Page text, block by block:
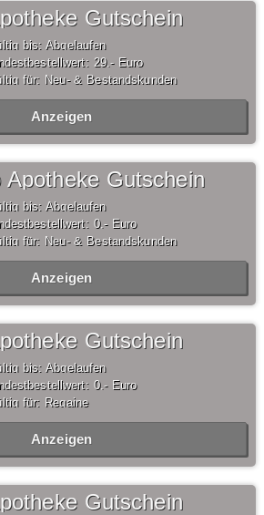
Gutschein
bis: Abgelaufen
29,- Euro
für: Neu- & Bestandskunden
Anzeigen
Gutschein
bis: Abgelaufen
0,- Euro
für: Neu- & Bestandskunden
Anzeigen
Gutschein
bis: Abgelaufen
0,- Euro
für: Regaine
Anzeigen
Gutschein